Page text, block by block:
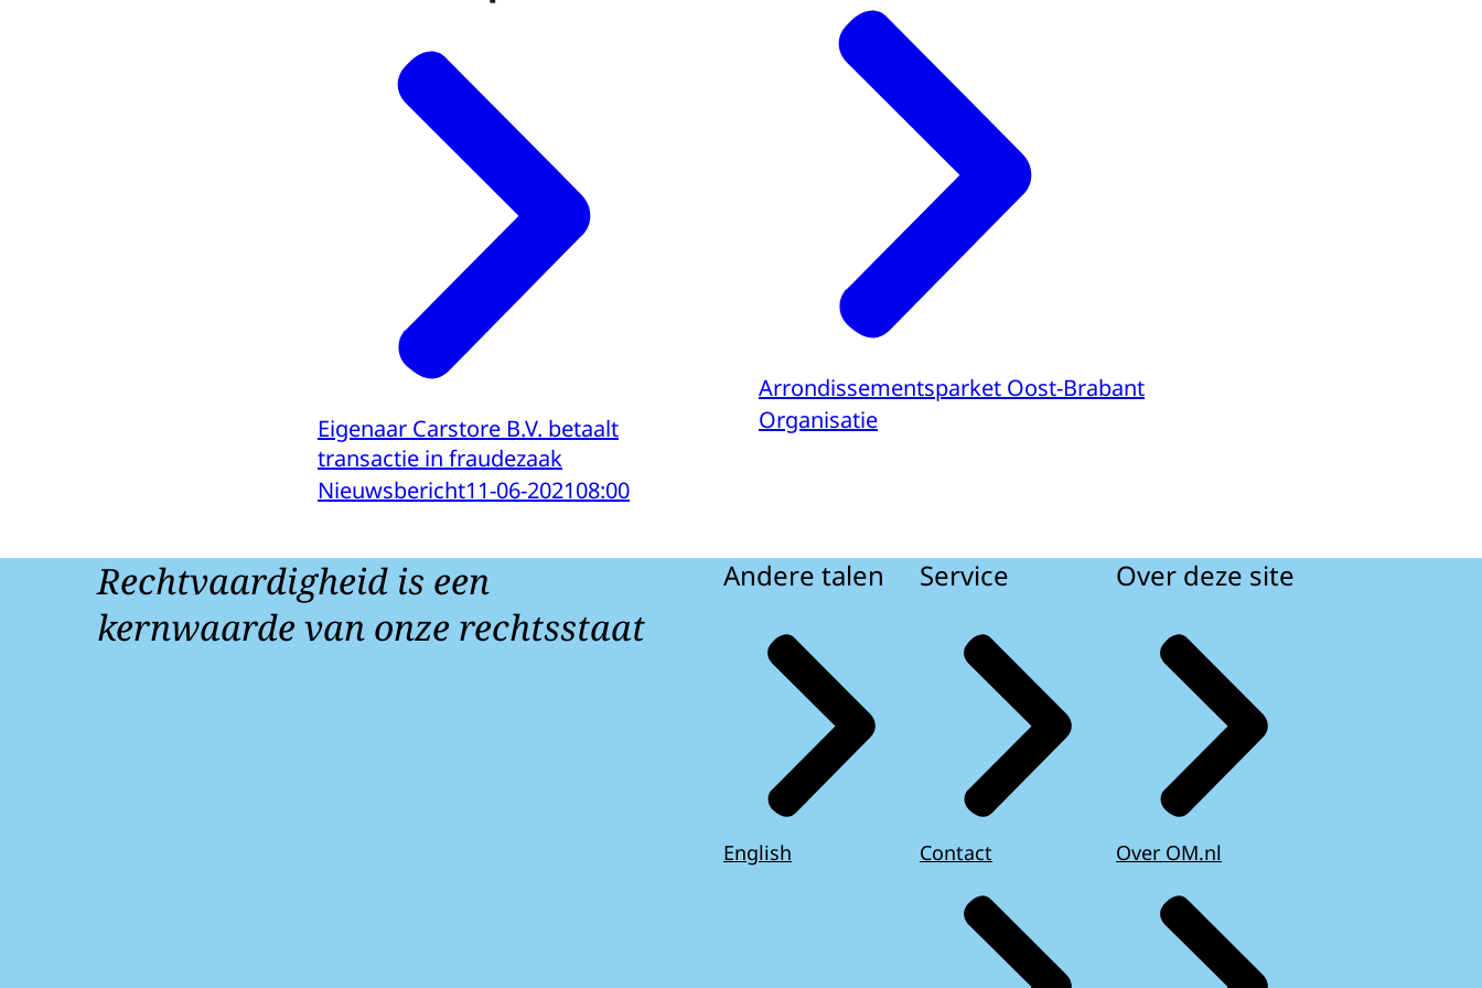
Eigenaar Carstore B.V. betaalt
transactie in fraudezaak
Nieuwsbericht11-06-202108:00
Arrondissementsparket Oost-Brabant
Organisatie
Rechtvaardigheid is een
kernwaarde van onze rechtsstaat
Andere talen
English
Service
Contact
Over deze site
Over OM.nl